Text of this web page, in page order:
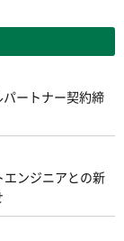
ートナー契約締
エンジニアとの新